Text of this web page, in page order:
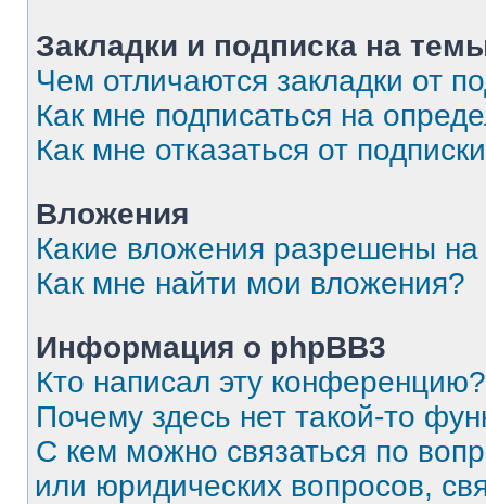
Закладки и подписка на
Чем отличаются закладки от
Как мне подписаться на
Как мне отказаться от
Вложения
Какие вложения разрешены
Как мне найти мои вложения?
Информация о phpBB3
Кто написал эту конференцию?
Почему здесь нет такой-то
С кем можно связаться по
или юридических вопросов,